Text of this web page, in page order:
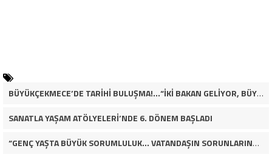
BÜYÜKÇEKMECE’DE TARİHİ BULUŞMA!…“İKİ BAKAN GELİYOR, BÜYÜKÇEKMECE’NİN ADLİYE KADERİ DEĞİŞECEK Mİ?”
SANATLA YAŞAM ATÖLYELERİ’NDE 6. DÖNEM BAŞLADI
“GENÇ YAŞTA BÜYÜK SORUMLULUK… VATANDAŞIN SORUNLARINA ÇÖZÜM ARIYOR!”